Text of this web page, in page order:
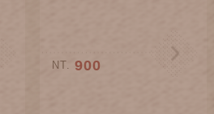
NT. 900